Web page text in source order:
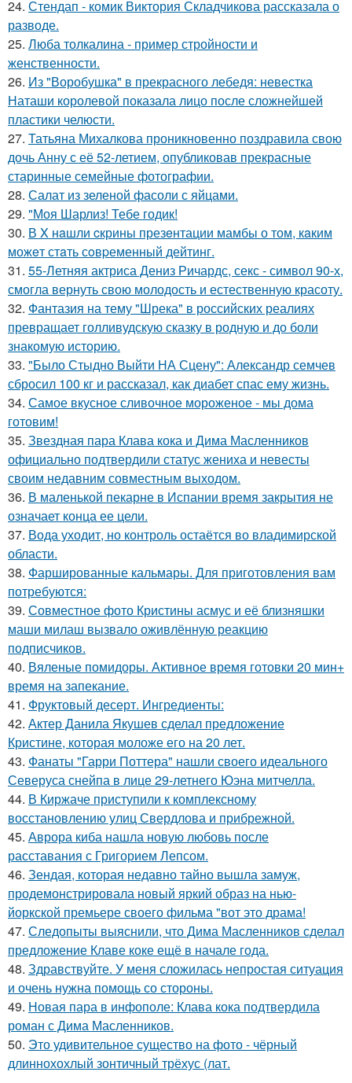
24. Стендап - комик Виктория Складчикова рассказала о
разводе.
25. Люба толкалина - пример стройности и
женственности.
26. Из "Воробушка" в прекрасного лебедя: невестка
Наташи королевой показала лицо после сложнейшей
пластики челюсти.
27. Татьяна Михалкова проникновенно поздравила свою
дочь Анну с её 52-летием, опубликовав прекрасные
старинные семейные фотографии.
28. Салат из зеленой фасоли с яйцами.
29. "Моя Шарлиз! Тебе годик!
30. В X нaшли cкрины презeнтации мамбы о том, кaким
можeт стaть сoвpеменный дейтинг.
31. 55-Летняя актриса Дениз Ричардс, секс - символ 90-х,
смогла вернуть свою молодость и естественную красоту.
32. Фантазия на тему "Шрека" в российских реалиях
превращает голливудскую сказку в родную и до боли
знакомую историю.
33. "Было Стыдно Выйти НА Сцену": Александр семчев
сбросил 100 кг и рассказал, как диабет спас ему жизнь.
34. Самое вкусное сливочное мороженое - мы дома
готовим!
35. Звездная пара Клава кока и Дима Масленников
официально подтвердили статус жениха и невесты
своим недавним совместным выходом.
36. В маленькой пекарне в Испании время закрытия не
означает конца ее цели.
37. Вода уходит, но контроль остаётся во владимирской
области.
38. Фаршированные кальмары. Для приготовления вам
потребуются:
39. Совместное фото Кристины асмус и её близняшки
маши милаш вызвало оживлённую реакцию
подписчиков.
40. Вяленые помидоры. Активное время готовки 20 мин+
время на запекание.
41. Фруктовый десерт. Ингредиенты:
42. Актер Данила Якушев сделал предложение
Кристине, которая моложе его на 20 лет.
43. Фанаты "Гарри Поттера" нашли своего идеального
Северуса снейпа в лице 29-летнего Юэна митчелла.
44. В Киржаче приступили к комплексному
восстановлению улиц Свердлова и прибрежной.
45. Аврора киба нашла новую любовь после
расставания с Григорием Лепсом.
46. Зендая, которая недавно тайно вышла замуж,
продемонстрировала новый яркий образ на нью-
йоркской премьере своего фильма "вот это драма!
47. Следопыты выяснили, что Дима Масленников сделал
предложение Клаве коке ещё в начале года.
48. Здравствуйте. У меня сложилась непростая ситуация
и очень нужна помощь со стороны.
49. Новая пара в инфополе: Клава кока подтвердила
роман с Дима Масленников.
50. Это удивительное существо на фото - чёрный
длиннохохлый зонтичный трёхус (лат.